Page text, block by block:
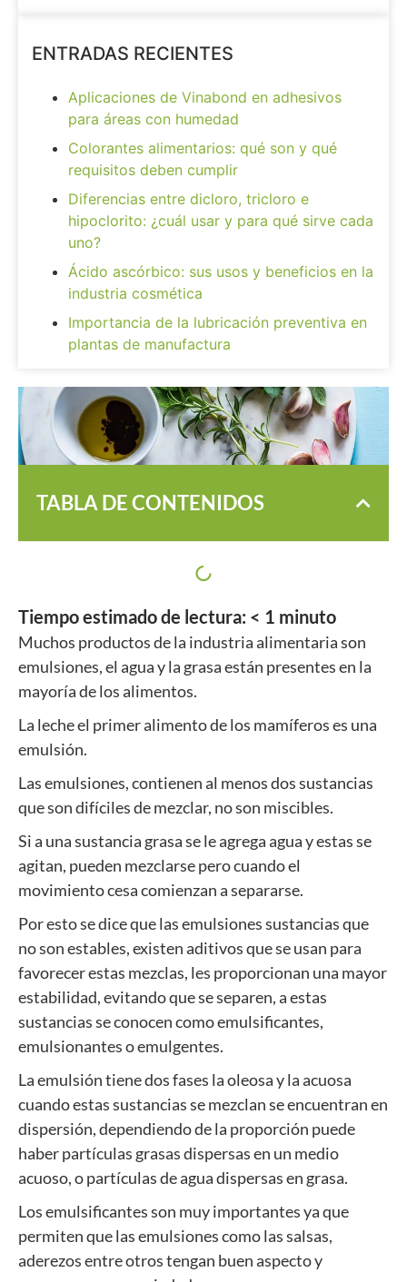
TABLA DE CONTENIDOS
Tiempo estimado de lectura: < 1 minuto
Muchos productos de la industria alimentaria son
emulsiones, el agua y la grasa están presentes en la
mayoría de los alimentos.
La leche el primer alimento de los mamíferos es una
emulsión.
Las emulsiones, contienen al menos dos sustancias
que son difíciles de mezclar, no son miscibles.
Si a una sustancia grasa se le agrega agua y estas se
agitan, pueden mezclarse pero cuando el
movimiento cesa comienzan a separarse.
Por esto se dice que las emulsiones sustancias que
no son estables, existen aditivos que se usan para
favorecer estas mezclas, les proporcionan una mayor
estabilidad, evitando que se separen, a estas
sustancias se conocen como emulsificantes,
emulsionantes o emulgentes.
La emulsión tiene dos fases la oleosa y la acuosa
cuando estas sustancias se mezclan se encuentran en
dispersión, dependiendo de la proporción puede
haber partículas grasas dispersas en un medio
acuoso, o partículas de agua dispersas en grasa.
Los emulsificantes son muy importantes ya que
permiten que las emulsiones como las salsas,
aderezos entre otros tengan buen aspecto y
ENTRADAS RECIENTES
Aplicaciones de Vinabond en adhesivos
para áreas con humedad
Colorantes alimentarios: qué son y qué
requisitos deben cumplir
Diferencias entre dicloro, tricloro e
hipoclorito: ¿cuál usar y para qué sirve cada
uno?
Ácido ascórbico: sus usos y beneficios en la
industria cosmética
Importancia de la lubricación preventiva en
plantas de manufactura